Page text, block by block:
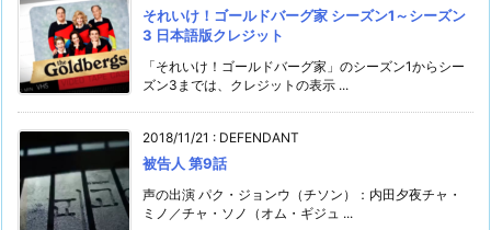
それいけ！ゴールドバーグ家 シーズン1～シーズン
3 日本語版クレジット
「それいけ！ゴールドバーグ家」のシーズン1からシー
ズン3までは、クレジットの表示 ...
2018/11/21 : DEFENDANT
被告人 第9話
声の出演 パク・ジョンウ（チソン）：内田夕夜チャ・
ミノ／チャ・ソノ（オム・ギジュ ...